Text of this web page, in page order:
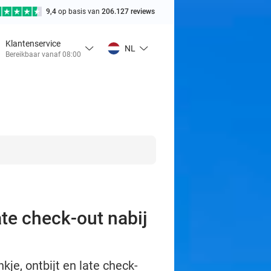
9,4 op basis van 206.127 reviews
Klantenservice
Bereikbaar vanaf 08:00
NL
check-out nabij
ontbijt en late check-